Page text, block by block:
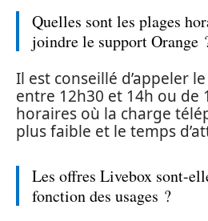
Quelles sont les plages
joindre le support Orange
Il est conseillé d’appeler
entre 12h30 et 14h ou de
horaires où la charge
plus faible et le temps
Les offres Livebox sont-
fonction des usages ?